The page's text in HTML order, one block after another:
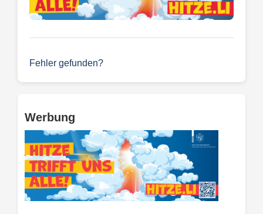
Fehler gefunden?
Werbung